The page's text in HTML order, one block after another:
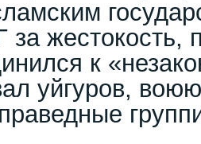
за жестокость,
к
уйгуров,